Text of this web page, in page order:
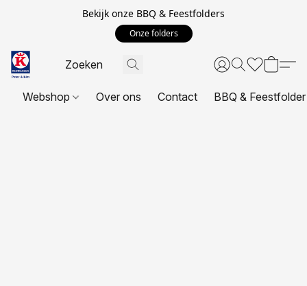
Bekijk onze BBQ & Feestfolders
Onze folders
Webshop Over ons Contact BBQ & Feestfolder